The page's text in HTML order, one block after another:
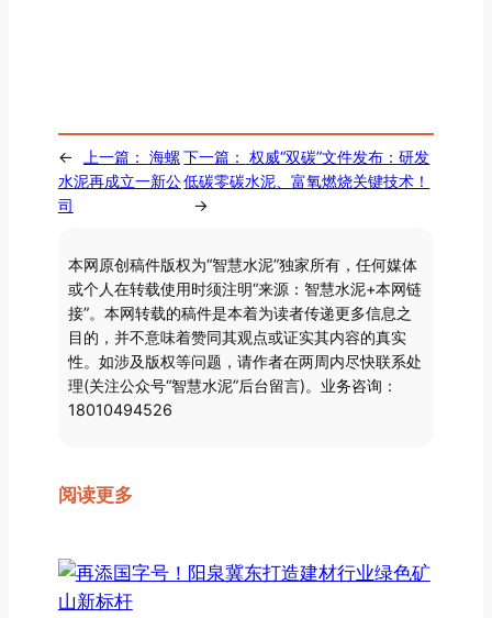
← 上一篇： 海螺
水泥再成立一新公
司
下一篇：
权威“双碳”文件发布：研发
低碳零碳水泥、富氧燃烧关键技术！
→
本网原创稿件版权为“智慧水泥”独家所有，任何媒体
或个人在转载使用时须注明“来源：智慧水泥+本网链
接”。本网转载的稿件是本着为读者传递更多信息之
目的，并不意味着赞同其观点或证实其内容的真实
性。如涉及版权等问题，请作者在两周内尽快联系处
理(关注公众号“智慧水泥”后台留言)。业务咨询：
18010494526
阅读更多